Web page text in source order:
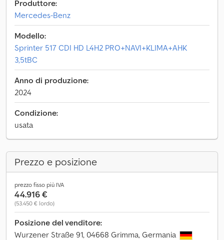
Produttore:
Mercedes-Benz
Modello:
Sprinter 517 CDI HD L4H2 PRO+NAVI+KLIMA+AHK
3,5tBC
Anno di produzione:
2024
Condizione:
usata
Prezzo e posizione
prezzo fisso più IVA
44.916 €
(53.450 € lordo)
Posizione del venditore:
Wurzener Straße 91, 04668 Grimma, Germania